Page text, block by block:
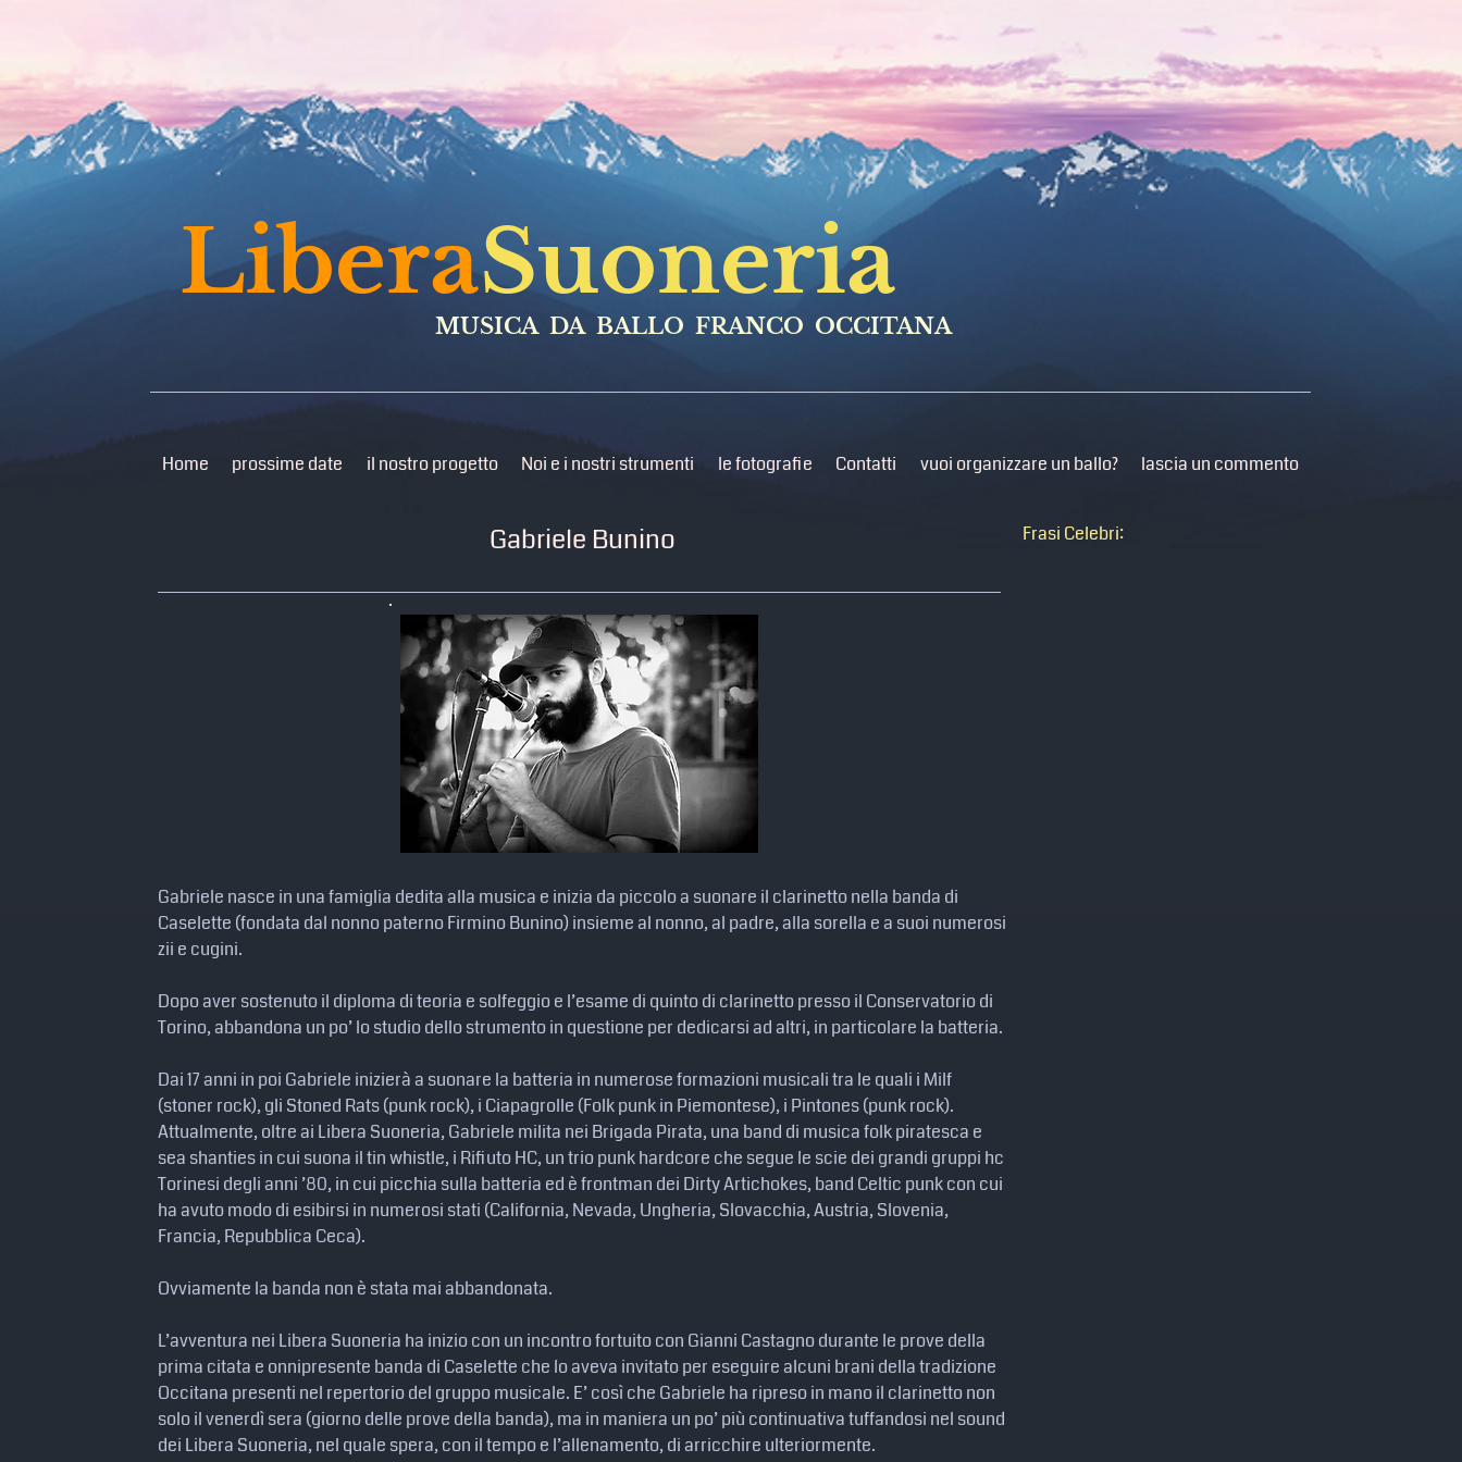
LiberaSuoneria
MUSICA DA BALLO FRANCO OCCITANA
Home prossime date il nostro progetto Noi e i nostri strumenti le fotografie Contatti vuoi organizzare un ballo? lascia un commento
Gabriele Bunino
Gabriele nasce in una famiglia dedita alla musica e inizia da piccolo a suonare il clarinetto nella banda di
Caselette (fondata dal nonno paterno Firmino Bunino) insieme al nonno, al padre, alla sorella e a suoi numerosi
zii e cugini.
Dopo aver sostenuto il diploma di teoria e solfeggio e l’esame di quinto di clarinetto presso il Conservatorio di
Torino, abbandona un po’ lo studio dello strumento in questione per dedicarsi ad altri, in particolare la batteria.
Dai 17 anni in poi Gabriele inizierà a suonare la batteria in numerose formazioni musicali tra le quali i Milf
(stoner rock), gli Stoned Rats (punk rock), i Ciapagrolle (Folk punk in Piemontese), i Pintones (punk rock).
Attualmente, oltre ai Libera Suoneria, Gabriele milita nei Brigada Pirata, una band di musica folk piratesca e
sea shanties in cui suona il tin whistle, i Rifiuto HC, un trio punk hardcore che segue le scie dei grandi gruppi hc
Torinesi degli anni ’80, in cui picchia sulla batteria ed è frontman dei Dirty Artichokes, band Celtic punk con cui
ha avuto modo di esibirsi in numerosi stati (California, Nevada, Ungheria, Slovacchia, Austria, Slovenia,
Francia, Repubblica Ceca).
Ovviamente la banda non è stata mai abbandonata.
L’avventura nei Libera Suoneria ha inizio con un incontro fortuito con Gianni Castagno durante le prove della
prima citata e onnipresente banda di Caselette che lo aveva invitato per eseguire alcuni brani della tradizione
Occitana presenti nel repertorio del gruppo musicale. E’ così che Gabriele ha ripreso in mano il clarinetto non
solo il venerdì sera (giorno delle prove della banda), ma in maniera un po’ più continuativa tuffandosi nel sound
dei Libera Suoneria, nel quale spera, con il tempo e l’allenamento, di arricchire ulteriormente.
Frasi Celebri: